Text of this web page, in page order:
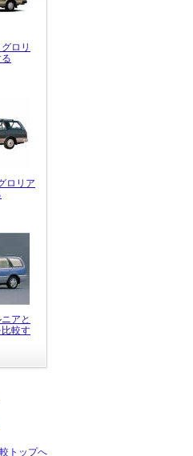
ロリ
ロリア
アと
較す
トップへ